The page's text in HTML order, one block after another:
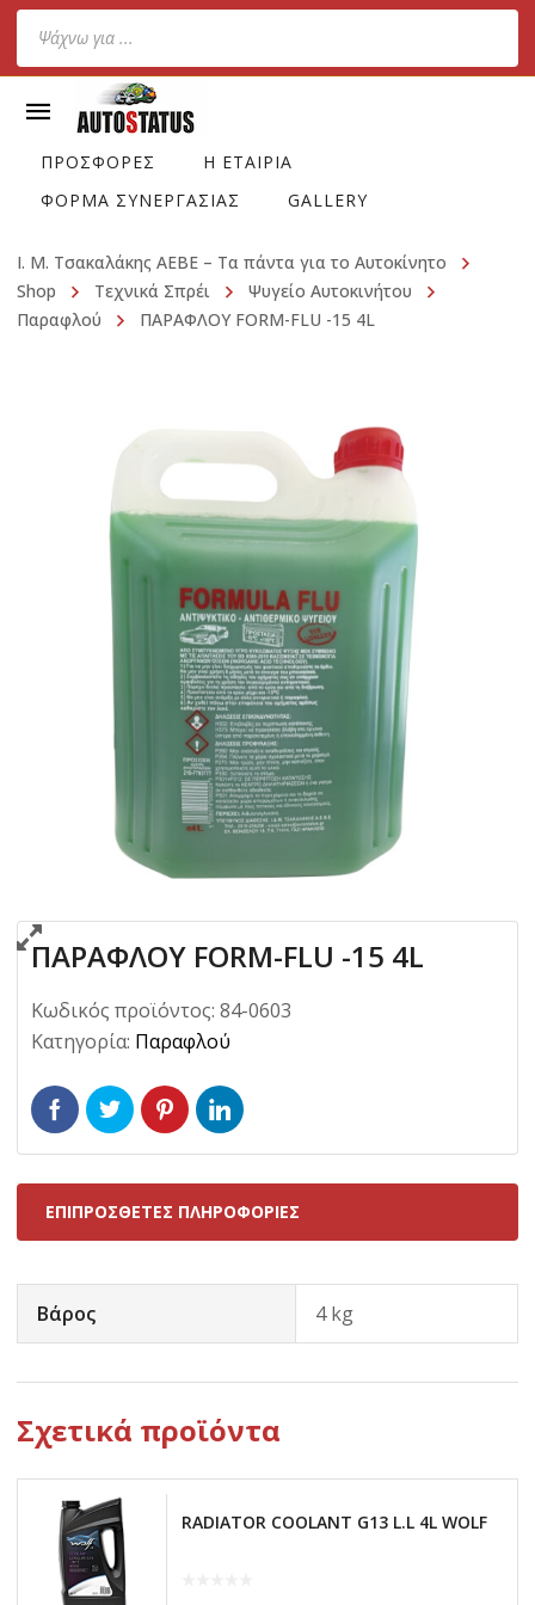
Products
search
ΠΡΟΣΦΟΡΕΣ
Η ΕΤΑΙΡΙΑ
ΦΟΡΜΑ ΣΥΝΕΡΓΑΣΙΑΣ
GALLERY
Ι. Μ. Τσακαλάκης ΑΕΒΕ – Τα πάντα για το Αυτοκίνητο
Shop
Τεχνικά Σπρέι
Ψυγείο Αυτοκινήτου
Παραφλού
ΠΑΡΑΦΛΟΥ FORM-FLU -15 4L
ΠΑΡΑΦΛΟΥ FORM-FLU -15 4L
Κωδικός προϊόντος: 84-0603
Κατηγορία: Παραφλού
ΕΠΙΠΡΌΣΘΕΤΕΣ ΠΛΗΡΟΦΟΡΊΕΣ
Βάρος 4 kg
Σχετικά προϊόντα
RADIATOR COOLANT G13 L.L 4L WOLF